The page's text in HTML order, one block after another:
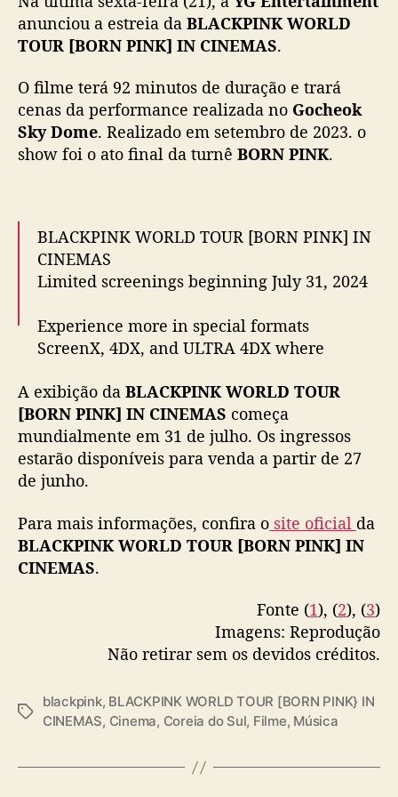
á
t
n
ê
n
o
n
m
a
anunciou a estreia da BLACKPINK WORLD
TOUR [BORN PINK] IN CINEMAS.
O filme terá 92 minutos de duração e trará
cenas da performance realizada no Gocheok
Sky Dome. Realizado em setembro de 2023. o
show foi o ato final da turnê BORN PINK.
BLACKPINK WORLD TOUR [BORN PINK] IN
CINEMAS
Limited screenings beginning July 31, 2024
Experience more in special formats
ScreenX, 4DX, and ULTRA 4DX where
Tickets on sale worldwide June 27 / South
Korea July 17.
Sign up for more info at
pic.twitter.com/2Leb3wV8Ww
— BLACKPINKOFFICIAL (@BLACKPINK)
A exibição da BLACKPINK WORLD TOUR
[BORN PINK] IN CINEMAS começa
mundialmente em 31 de julho. Os ingressos
estarão disponíveis para venda a partir de 27
de junho.
Para mais informações, confira o site oficial da
BLACKPINK WORLD TOUR [BORN PINK] IN
CINEMAS.
Fonte (1), (2), (3)
Imagens: Reprodução
Não retirar sem os devidos créditos.
T
s
blackpink, BLACKPINK WORLD TOUR [BORN PINK} IN
CINEMAS, Cinema, Coreia do Sul, Filme, Música